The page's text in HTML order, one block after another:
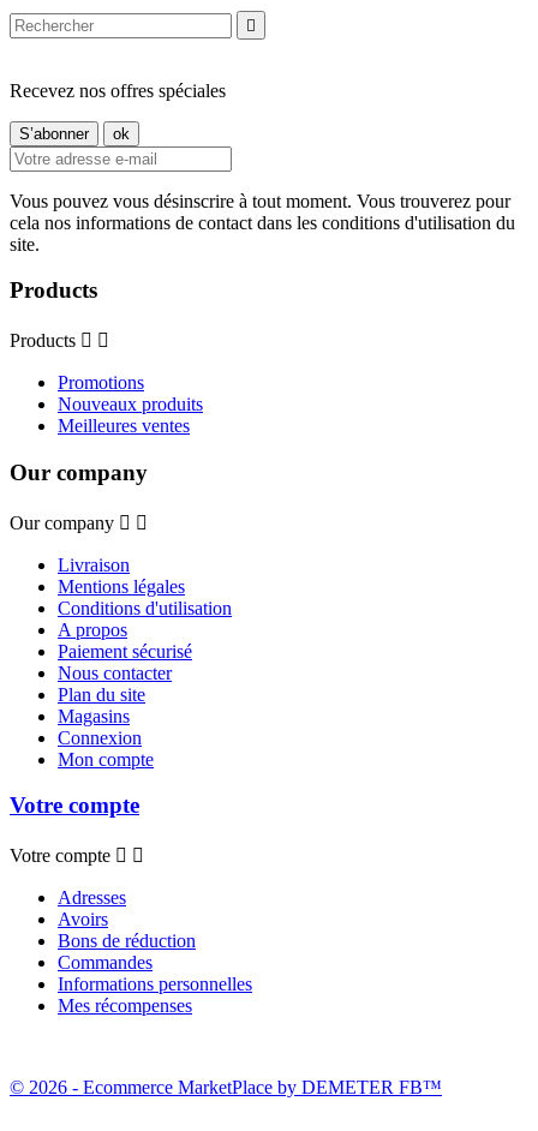

Recevez nos offres spéciales
Vous pouvez vous désinscrire à tout moment. Vous trouverez pour
cela nos informations de contact dans les conditions d'utilisation du
site.
Products
Products  
Promotions
Nouveaux produits
Meilleures ventes
Our company
Our company  
Livraison
Mentions légales
Conditions d'utilisation
A propos
Paiement sécurisé
Nous contacter
Plan du site
Magasins
Connexion
Mon compte
Votre compte
Votre compte  
Adresses
Avoirs
Bons de réduction
Commandes
Informations personnelles
Mes récompenses
© 2026 - Ecommerce MarketPlace by DEMETER FB™